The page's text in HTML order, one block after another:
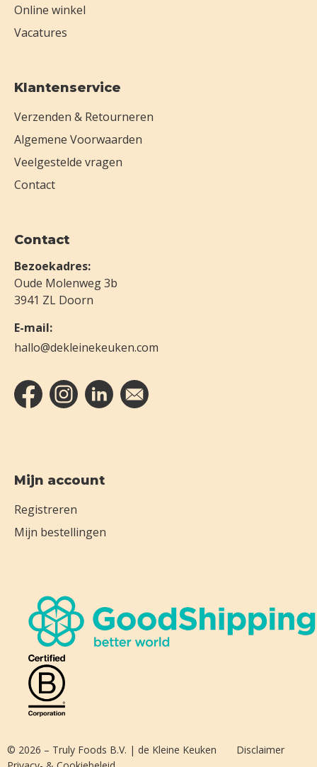
Online winkel
Vacatures
Klantenservice
Verzenden & Retourneren
Algemene Voorwaarden
Veelgestelde vragen
Contact
Contact
Bezoekadres:
Oude Molenweg 3b
3941 ZL Doorn
E-mail:
hallo@dekleinekeuken.com
Mijn account
Registreren
Mijn bestellingen
© 2026 – Truly Foods B.V. | de Kleine Keuken Disclaimer